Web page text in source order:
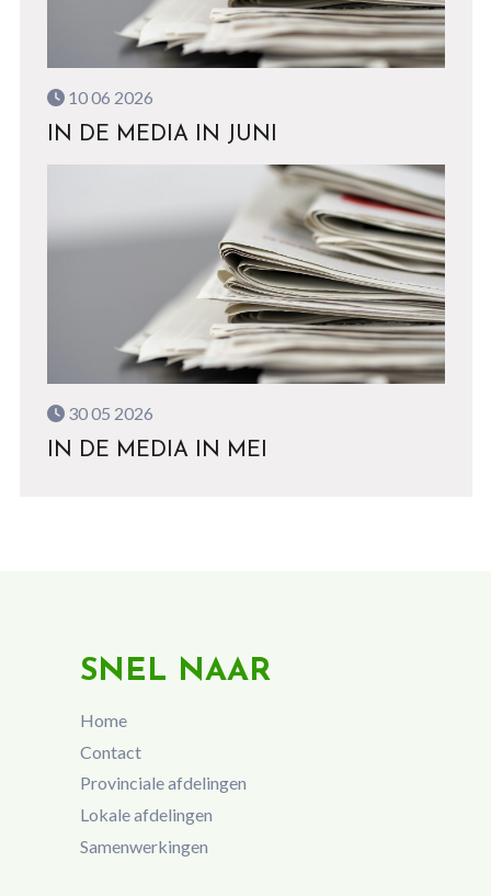
10 06 2026
IN DE MEDIA IN JUNI
30 05 2026
IN DE MEDIA IN MEI
SNEL NAAR
Home
Contact
Provinciale afdelingen
Lokale afdelingen
Samenwerkingen